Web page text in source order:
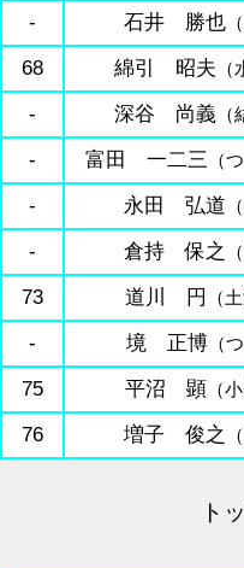
- 石井 勝也
68 綿引 昭夫 （
- 深谷 尚義 （
- 富田 一二三 （
- 永田 弘道
- 倉持 保之
73 道川 円 （
- 境 正博 （
75 平沼 顕 （
76 増子 俊之
ト